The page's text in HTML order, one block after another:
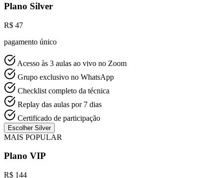
Plano Silver
R$ 47
pagamento único
Acesso às 3 aulas ao vivo no Zoom
Grupo exclusivo no WhatsApp
Checklist completo da técnica
Replay das aulas por 7 dias
Certificado de participação
Escolher Silver
MAIS POPULAR
Plano VIP
R$ 144